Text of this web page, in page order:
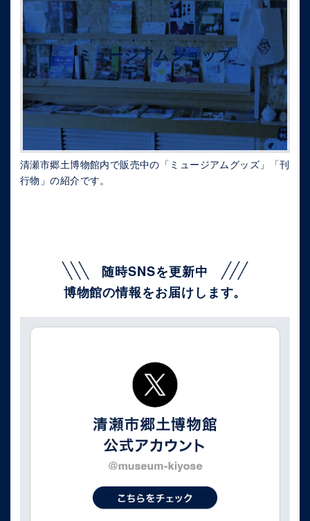
ミュージアムショップ
清瀬市郷土博物館内で販売中の「ミュージアムグッズ」「刊
行物」の紹介です。
随時SNSを更新中
博物館の情報をお届けします。